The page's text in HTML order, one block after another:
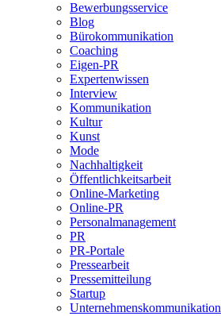
Bewerbungsservice
Blog
Bürokommunikation
Coaching
Eigen-PR
Expertenwissen
Interview
Kommunikation
Kultur
Kunst
Mode
Nachhaltigkeit
Öffentlichkeitsarbeit
Online-Marketing
Online-PR
Personalmanagement
PR
PR-Portale
Pressearbeit
Pressemitteilung
Startup
Unternehmenskommunikation